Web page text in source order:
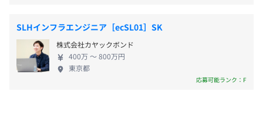
と思います。
お店で販売員と直接話すことも企業とのコミュニケーショ
ンの1つですが、それ以外でも、購入を検討している商品
に関する詳しい説明が知りたい、購入した商品の使い方が
分からない、商品の故障や紛失といったトラブルの際な
昇給査定：年1回
として企業とコミュニケーションを取る機会がある
と思います。 お店で販売員と直接話すことも企業と
のコミュニケーションの1つですが、それ以外でも、
購入を検討している商品に関する詳しい説明が知り
SLHインフラエンジニア［ecSL01］SK
株式会社カヤックボンド
400万 〜 800万円
東京都
応募可能ランク：F